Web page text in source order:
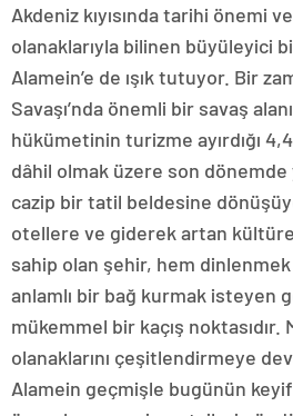
Akdeniz kıyısında tarihi önemi
olanaklarıyla bilinen büyüleyici
Alamein’e de ışık tutuyor. Bir
Savaşı’nda önemli bir savaş
hükümetinin turizme ayırdığı
dâhil olmak üzere son dönemde
cazip bir tatil beldesine
otellere ve giderek artan
sahip olan şehir, hem
anlamlı bir bağ kurmak isteyen
mükemmel bir kaçış noktasıdır.
olanaklarını çeşitlendirmeye
Alamein geçmişle bugünün